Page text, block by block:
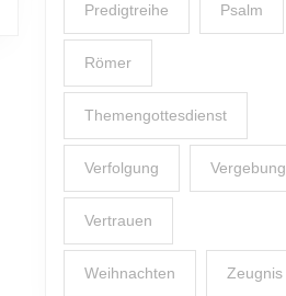
Predigtreihe Psalm
Römer
Themengottesdienst
Verfolgung Vergebung
Vertrauen
Weihnachten Zeugnis